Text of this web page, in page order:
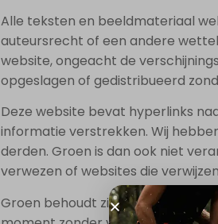
Alle teksten en beeldmateriaal
auteursrecht of een andere
website, ongeacht de
opgeslagen of gedistribueerd
Deze website bevat hyperlinks
informatie verstrekken. Wij
derden. Groen is dan ook niet
verwezen of websites die
Groen behoudt zich het recht